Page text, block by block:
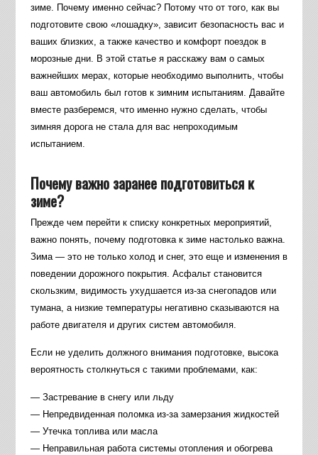
зиме. Почему именно сейчас? Потому что от того, как вы
подготовите свою «лошадку», зависит безопасность вас и
ваших близких, а также качество и комфорт поездок в
морозные дни. В этой статье я расскажу вам о самых
важнейших мерах, которые необходимо выполнить, чтобы
ваш автомобиль был готов к зимним испытаниям. Давайте
вместе разберемся, что именно нужно сделать, чтобы
зимняя дорога не стала для вас непроходимым
испытанием.
Почему важно заранее подготовиться к
зиме?
Прежде чем перейти к списку конкретных мероприятий,
важно понять, почему подготовка к зиме настолько важна.
Зима — это не только холод и снег, это еще и изменения в
поведении дорожного покрытия. Асфальт становится
скользким, видимость ухудшается из-за снегопадов или
тумана, а низкие температуры негативно сказываются на
работе двигателя и других систем автомобиля.
Если не уделить должного внимания подготовке, высока
вероятность столкнуться с такими проблемами, как:
— Застревание в снегу или льду
— Непредвиденная поломка из-за замерзания жидкостей
— Утечка топлива или масла
— Неправильная работа системы отопления и обогрева